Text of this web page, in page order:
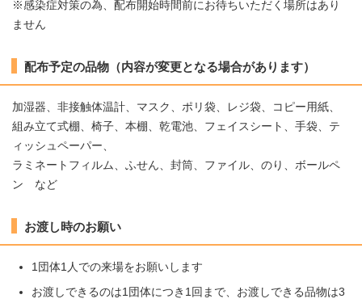
※感染症対策の為、配布開始時間前にお待ちいただく場所はあり
ません
配布予定の品物（内容が変更となる場合があります）
加湿器、非接触体温計、マスク、ポリ袋、レジ袋、コピー用紙、
組み立て式棚、椅子、本棚、乾電池、フェイスシート、手袋、テ
ィッシュペーパー、
ラミネートフィルム、ふせん、封筒、ファイル、のり、ボールペ
ン など
お渡し時のお願い
1団体1人での来場をお願いします
お渡しできるのは1団体につき1回まで、お渡しできる品物は3